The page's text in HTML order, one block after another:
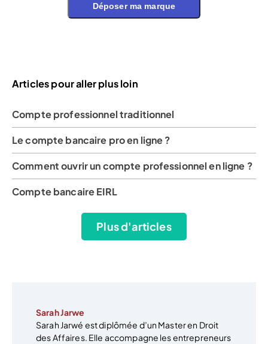
Déposer ma marque
Articles pour aller plus loin
Compte professionnel traditionnel
Le compte bancaire pro en ligne ?
Comment ouvrir un compte professionnel en ligne ?
Compte bancaire EIRL
Plus d'articles
Sarah Jarwe
Sarah Jarwé est diplômée d’un Master en Droit
des Affaires. Elle accompagne les entrepreneurs